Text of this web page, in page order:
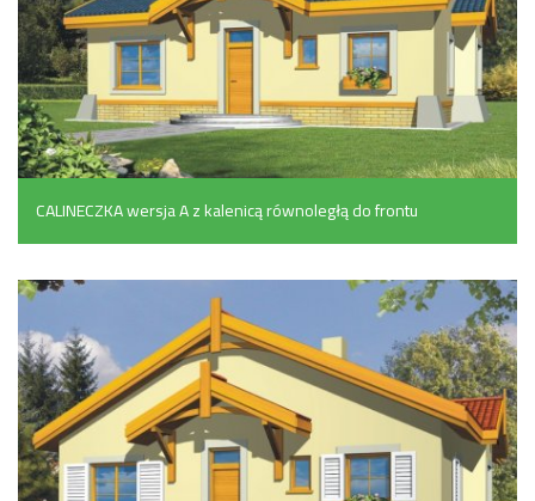
CALINECZKA wersja A z kalenicą równoległą do frontu
(136 m²)